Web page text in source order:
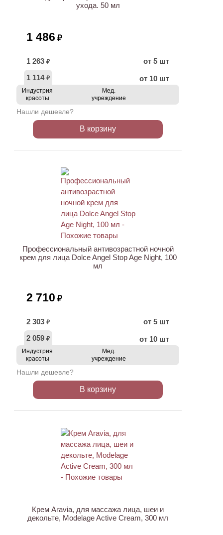
ухода. 50 мл
1 486 ₽
1 263 ₽
от 5 шт
1 114 ₽ от 10 шт
Индустрия
красоты
Мед.
учреждение
Нашли дешевле?
В корзину
Профессиональный антивозрастной ночной
крем для лица Dolce Angel Stop Age Night, 100
мл
2 710 ₽
2 303 ₽
от 5 шт
2 059 ₽ от 10 шт
Индустрия
красоты
Мед.
учреждение
Нашли дешевле?
В корзину
Крем Aravia, для массажа лица, шеи и
декольте, Modelage Active Cream, 300 мл